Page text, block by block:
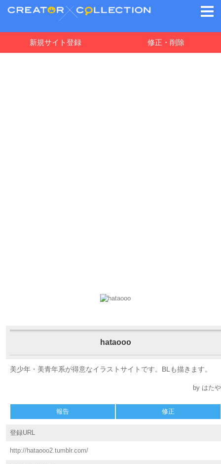
新規サイト登録 修正・削除
hataooo
美少年・美青年系が得意なイラストサイトです。BLも描きます。
by はたや
報告 修正
登録URL
http://hataooo2.tumblr.com/